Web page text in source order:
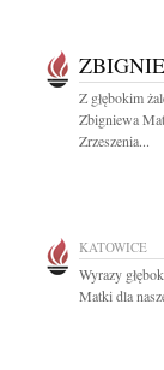
Z głębokim
Zbigniewa
Zrzeszenia...
KATOWICE
Wyrazy
Matki dla